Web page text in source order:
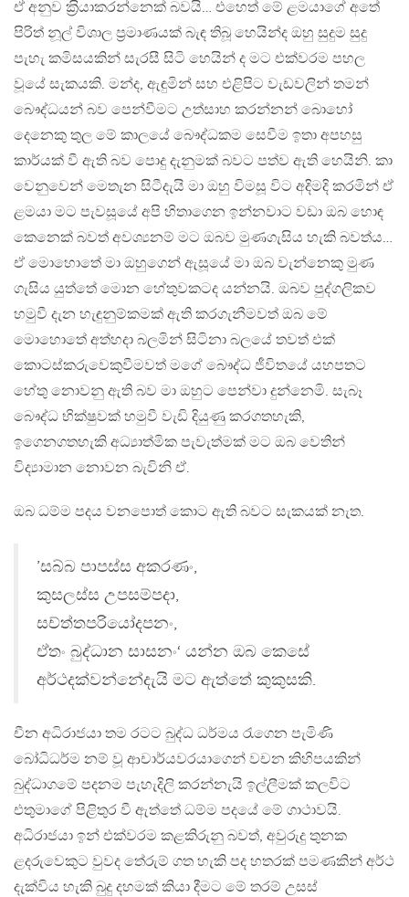
ඒ අනුව ක‍්‍රියාකරන්නෙක් බවයි… එහෙත් මේ ළමයාගේ අතේ
පිරිත් නූල් විශාල ප‍්‍රමාණයක් බැඳ තිබූ හෙයින්ද ඔහු සුදුම සුදු
පැහැ කමිසයකින් සැරසී සිටි හෙයින් ද මට එක්වරම පහල
වූයේ සැකයකි. මන්ද, ඇඳුමින් සහ එළිපිට වැඩවලින් තමන්
බෞද්ධයන් බව පෙන්වීමට උත්සාහ කරන්නන් බොහෝ
දෙනෙකු තුල මේ කාලයේ බෞද්ධකම සෙවීම ඉතා අපහසු
කාර්යක් වී ඇති බව පොදු දැනුමක් බවට පත්ව ඇති හෙයිනි. කා
වෙනුවෙන් මෙතැන සිටීදැයි මා ඔහු විමසූ විට අදිමදි කරමින් ඒ
ළමයා මට පැවසූයේ අපි හිතාගෙන ඉන්නවාට වඩා ඔබ හොඳ
කෙනෙක් බවත් අවශ්‍යනම් මට ඔබව මුණගැසිය හැකි බවත්ය…
ඒ මොහොතේ මා ඔහුගෙන් ඇසූයේ මා ඔබ වැන්නෙකු මුණ
ගැසිය යුත්තේ මොන හේතුවකටද යන්නයි. ඔබව පුද්ගලිකව
හමුවී දැන හැඳුනුම්කමක් ඇති කරගැනීමවත් ඔබ මේ
මොහොතේ අත්හදා බලමින් සිටිනා බලයේ තවත් එක්
කොටස්කරුවෙකුවීමවත් මගේ බෞද්ධ ජීවිතයේ යහපතට
හේතු නොවනු ඇති බව මා ඔහුට පෙන්වා දුන්නෙමි. සැබෑ
බෞද්ධ භික්ෂුවක් හමුවී වැඩි දියුණු කරගතහැකි,
ඉගෙනගතහැකි අධ්‍යාත්මික පැවැත්මක් මට ඔබ වෙතින්
විද්‍යාමාන නොවන බැවිනි ඒ.
ඔබ ධම්ම පදය වනපොත් කොට ඇති බවට සැකයක් නැත.
’සබ්බ පාපස්ස අකරණං,
කුසලස්ස උපසම්පදා,
සච්ත්තපරියෝදපනං,
ඒතං බුද්ධාන සාසනං‘ යන්න ඔබ කෙසේ
අර්ථදක්වන්නේදැයි මට ඇත්තේ කුකුසකි.
චීන අධිරාජයා තම රටට බුද්ධ ධර්මය රැගෙන පැමිණි
බෝධිධර්ම නම් වූ ආචාර්යවරයාගෙන් වචන කිහිපයකින්
බුද්ධාගමේ පදනම පැහැදිලි කරන්නැයි ඉල්ලීමක් කලවිට
එතුමාගේ පිළිතුර වී ඇත්තේ ධම්ම පදයේ මේ ගාථාවයි.
අධිරාජයා ඉන් එක්වරම කළකිරුනු බවත්, අවුරුදු තුනක
ළදරුවෙකුට වුවද තේරුම් ගත හැකි පද හතරක් පමණකින් අර්ථ
දැක්විය හැකි බුදු දහමක් කියා දීමට මේ තරම් උසස්